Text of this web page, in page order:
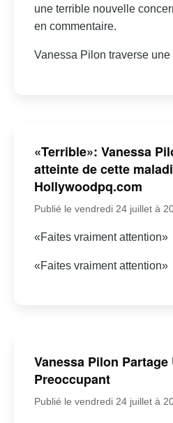
une terrible nouvelle
en commentaire.
Vanessa Pilon traverse
«Terrible»: Vanessa
atteinte de cette
Hollywoodpq.com
Publié le vendredi 24 juillet à
«Faites vraiment attention»
«Faites vraiment attention»
Vanessa Pilon
Preoccupant
Publié le vendredi 24 juillet à